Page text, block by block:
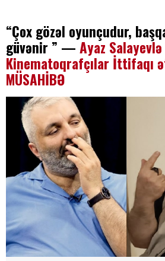
“Çox gözəl oyunçudur,
güvənir ” — Ayaz Salayevlə
Kinematoqrafçılar İttifaqı
MÜSAHİBƏ